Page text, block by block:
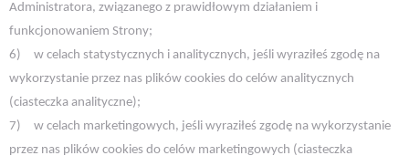
Administratora, związanego z prawidłowym działaniem i
funkcjonowaniem Strony;
6)
w celach statystycznych i analitycznych, jeśli wyraziłeś zgodę na
wykorzystanie przez nas plików cookies do celów analitycznych
(ciasteczka analityczne);
7)
w celach marketingowych, jeśli wyraziłeś zgodę na wykorzystanie
przez nas plików cookies do celów marketingowych (ciasteczka